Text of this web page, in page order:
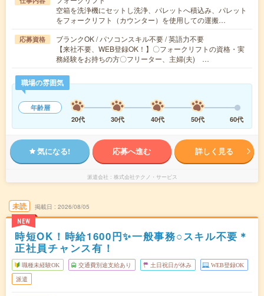
空箱を洗浄機にセットし洗浄、パレットへ積込み、パレット
をフォークリフト（カウンター）を使用しての運搬…
応募資格
ブランクOK / パソコンスキル不要 / 英語力不要
【来社不要、WEB登録OK！】〇フォークリフトの資格・実
務経験をお持ちの方〇フリーター、主婦(夫) …
職場の雰囲気
年齢層
20代
30代 40代 50代 60代
気になる! 応募へ進む 詳しく見る
派遣会社 株式会社テクノ・サービス
未読
NEW
掲載日 2026/08/05
時短OK！時給1600円✨一般事務○スキル不要＊
正社員チャンス有！
職種未経験OK 交通費別途支給あり 土日祝日が休み WEB登録OK
派遣